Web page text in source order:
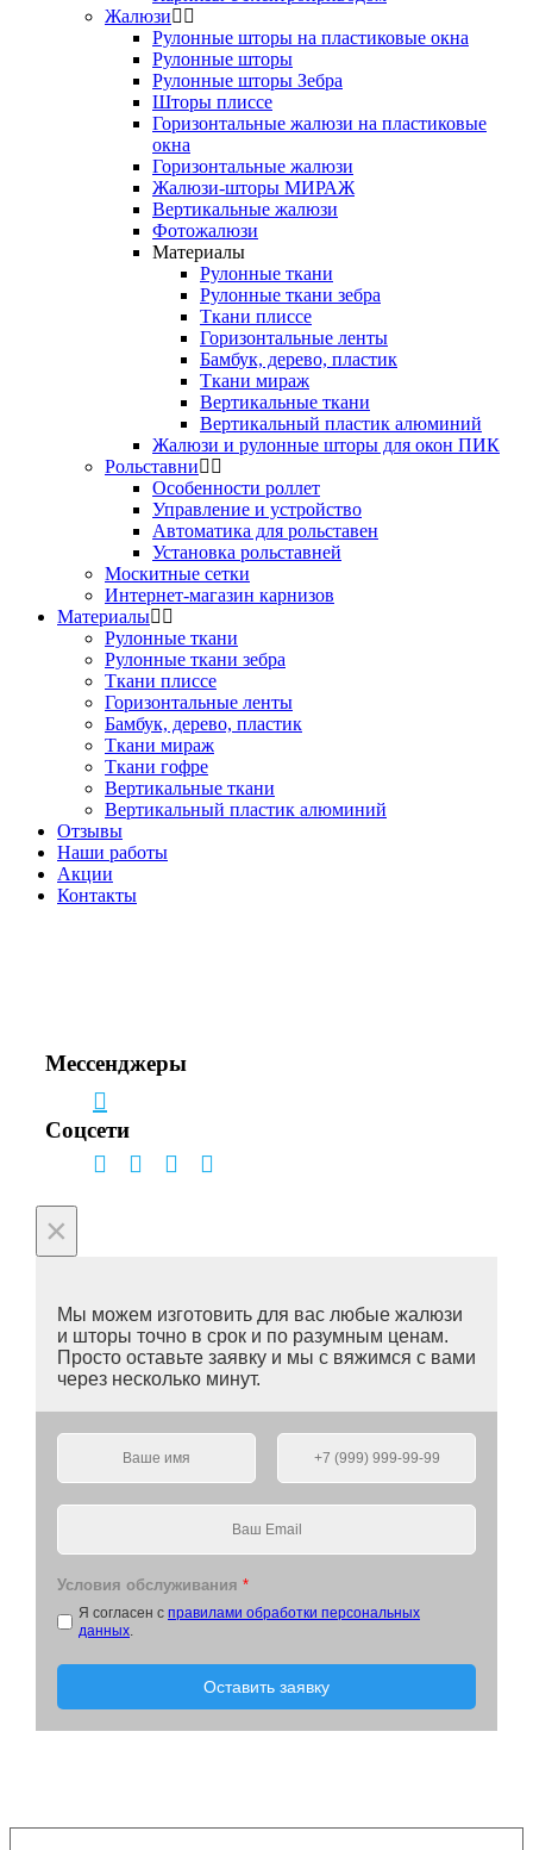
Жалюзи
Рулонные шторы на пластиковые окна
Рулонные шторы
Рулонные шторы Зебра
Шторы плиссе
Горизонтальные жалюзи на пластиковые
окна
Горизонтальные жалюзи
Жалюзи-шторы МИРАЖ
Вертикальные жалюзи
Фотожалюзи
Материалы
Рулонные ткани
Рулонные ткани зебра
Ткани плиссе
Горизонтальные ленты
Бамбук, дерево, пластик
Ткани мираж
Вертикальные ткани
Вертикальный пластик алюминий
Жалюзи и рулонные шторы для окон ПИК
Рольставни
Особенности роллет
Управление и устройство
Автоматика для рольставен
Установка рольставней
Москитные сетки
Интернет-магазин карнизов
Материалы
Рулонные ткани
Рулонные ткани зебра
Ткани плиссе
Горизонтальные ленты
Бамбук, дерево, пластик
Ткани мираж
Ткани гофре
Вертикальные ткани
Вертикальный пластик алюминий
Отзывы
Наши работы
Акции
Контакты
Мессенджеры
Соцсети
×
Мы можем изготовить для вас любые жалюзи
и шторы точно в срок и по разумным ценам.
Просто оставьте заявку и мы с вяжимся с вами
через несколько минут.
Условия обслуживания *
Я согласен с правилами обработки персональных
данных.
Оставить заявку